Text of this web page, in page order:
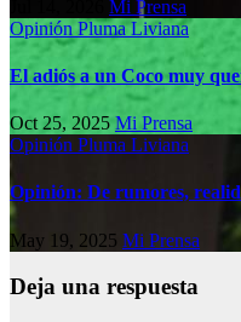
Mi Prensa
Opinión Pluma Liviana
El adiós a un Coco muy
Oct 25, 2025 Mi Prensa
Opinión Pluma Liviana
Opinión: De rumores,
May 19, 2025 Mi Prensa
Deja una respuesta